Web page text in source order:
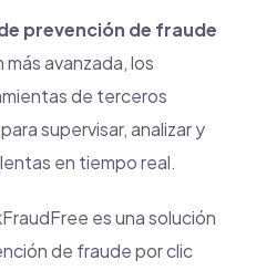
prevención de fraude
avanzada, los
de terceros
supervisar, analizar y
en tiempo real.
es una solución
de fraude por clic